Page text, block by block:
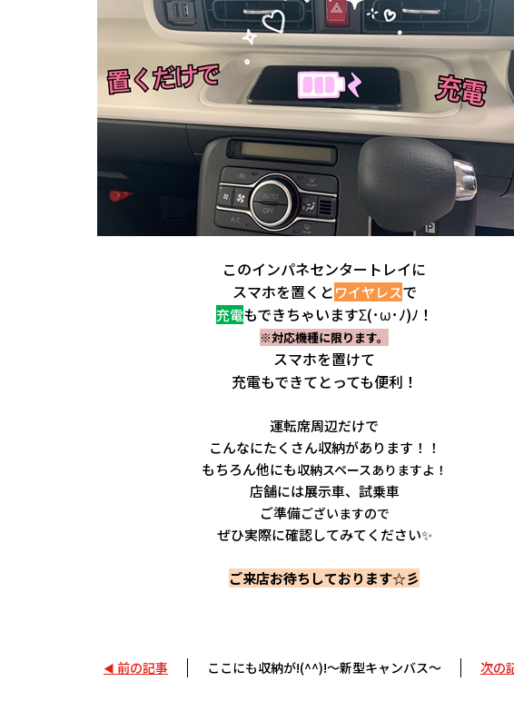
このインパネセンタートレイに
スマホを置くとワイヤレスで
充電もできちゃいますΣ(･ω･ﾉ)ﾉ！
※対応機種に限ります。
スマホを置けて
充電もできてとっても便利！
運転席周辺だけで
こんなにたくさん収納があります！！
もちろん他にも収納スペースありますよ！
店舗には展示車、試乗車
ご準備ございますので
ぜひ実際に確認してみてください✨
ご来店お待ちしております☆彡
前の記事 ここにも収納が!(^^)!～新型キャンバス～ 次の